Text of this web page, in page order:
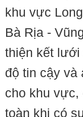
khu vực
Bà Rịa -
thiện kết lưới
độ tin cậy và
cho khu vực,
toàn khi có